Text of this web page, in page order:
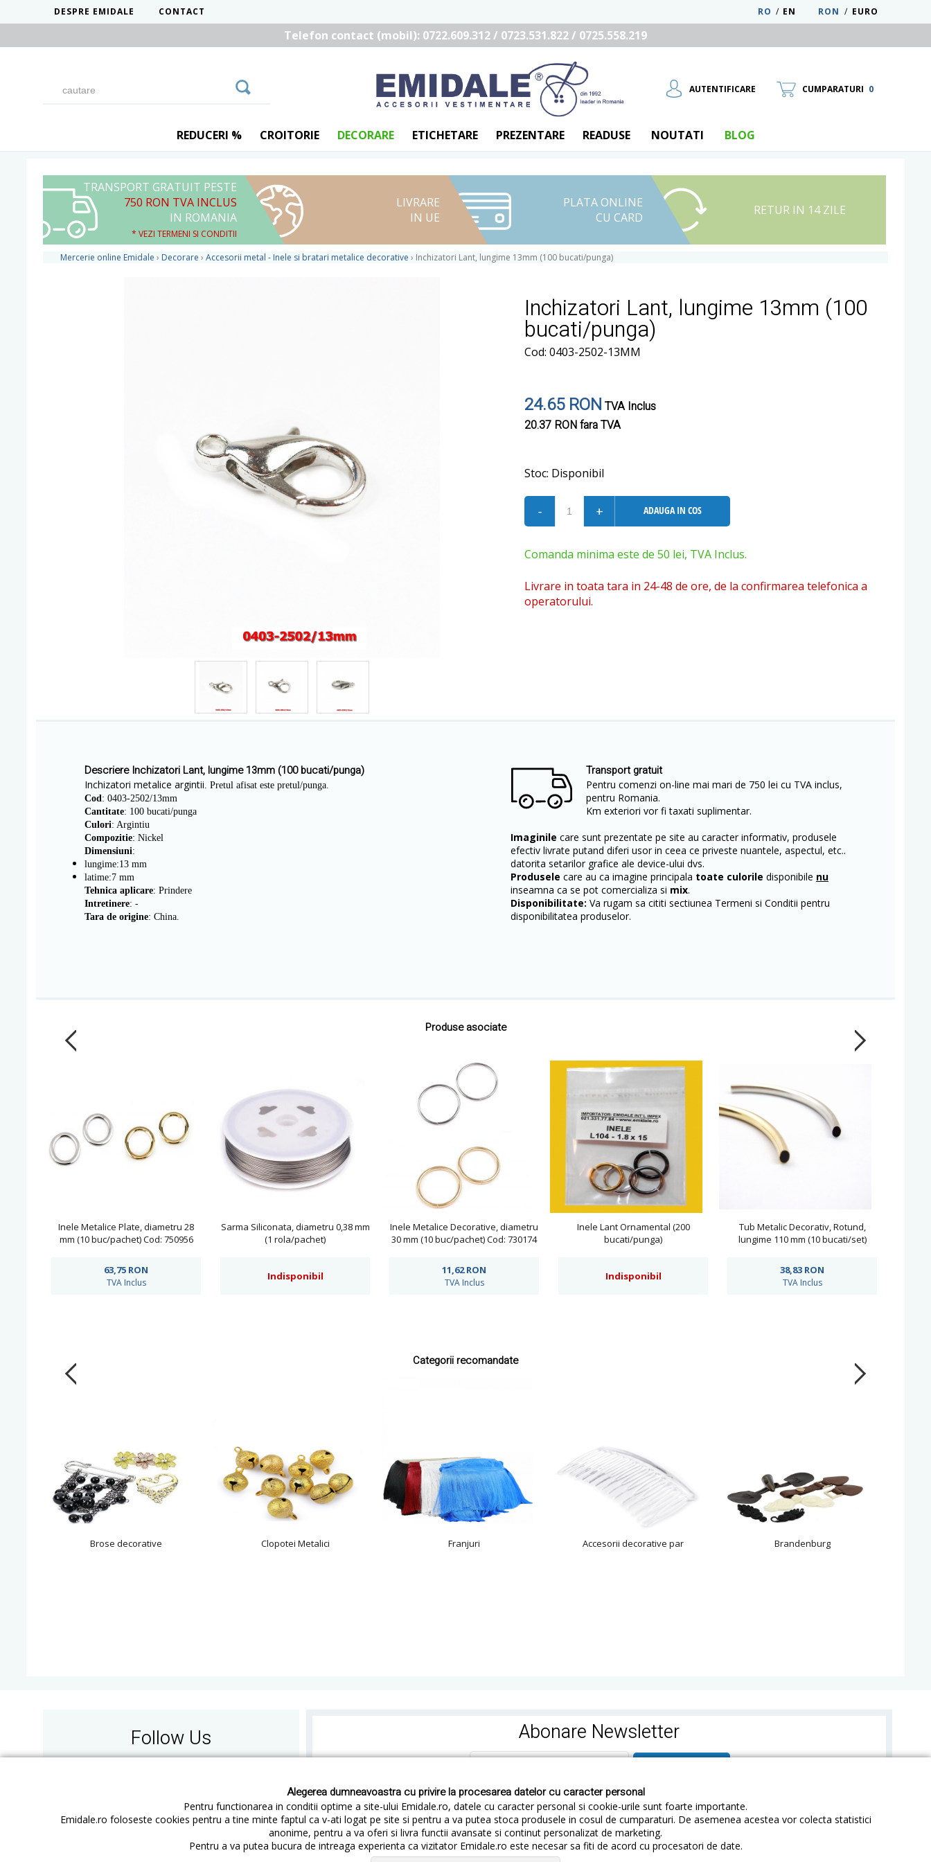
Alegerea dumneavoastra cu privire la procesarea datelor cu caracter personal
Pentru functionarea in conditii optime a site-ului Emidale.ro, datele cu caracter personal si cookie-urile sunt foarte importante.
Emidale.ro foloseste cookies pentru a tine minte faptul ca v-ati logat pe site si pentru a va putea stoca produsele in cosul de cumparaturi. De asemenea acestea vor colecta statistici
anonime, pentru a va oferi si livra functii avansate si continut personalizat de marketing.
Pentru a va putea bucura de intreaga experienta ca vizitator Emidale.ro este necesar sa fiti de acord cu procesatori de date.
DESPRE EMIDALE CONTACT RON / EURO
EN
/
RO
Telefon contact (mobil): 0722.609.312 / 0723.531.822 / 0725.558.219
AUTENTIFICARE
UTILIZATOR NOU
RECUPEREAZA PAROLA
CUMPARATURI 0
REDUCERI % CROITORIE DECORARE ETICHETARE PREZENTARE READUSE NOUTATI BLOG
TRANSPORT GRATUIT PESTE
750 RON TVA INCLUS
IN ROMANIA
* VEZI TERMENI SI CONDITII
LIVRARE
IN UE
PLATA ONLINE
CU CARD
RETUR IN 14 ZILE
Mercerie online Emidale › Decorare › Accesorii metal - Inele si bratari metalice decorative › Inchizatori Lant, lungime 13mm (100 bucati/punga)
Inchizatori Lant, lungime 13mm (100
bucati/punga)
Cod: 0403-2502-13MM
24.65 RON TVA Inclus
20.37 RONfara TVA
Stoc: Disponibil
- + ADAUGA IN COS
Comanda minima este de 50 lei, TVA Inclus.
Livrare in toata tara in 24-48 de ore, de la confirmarea telefonica a
operatorului.
Descriere Inchizatori Lant, lungime 13mm (100 bucati/punga)
Inchizatori metalice argintii. Pretul afisat este pretul/punga.
Cod: 0403-2502/13mm
Cantitate: 100 bucati/punga
Culori: Argintiu
Compozitie: Nickel
Dimensiuni:
lungime:13 mm
latime:7 mm
Tehnica aplicare: Prindere
Intretinere: -
Tara de origine: China.
Transport gratuit
Pentru comenzi on-line mai mari de 750 lei cu TVA inclus,
pentru Romania.
Km exteriori vor fi taxati suplimentar.
Imaginile care sunt prezentate pe site au caracter informativ, produsele
efectiv livrate putand diferi usor in ceea ce priveste nuantele, aspectul, etc..
datorita setarilor grafice ale device-ului dvs.
Produsele care au ca imagine principala toate culorile disponibile nu
inseamna ca se pot comercializa si mix.
Disponibilitate: Va rugam sa cititi sectiunea Termeni si Conditii pentru
disponibilitatea produselor.
Produse asociate
Inele Metalice Plate, diametru 28
mm (10 buc/pachet) Cod: 750956
63,75 RON
TVA Inclus
Sarma Siliconata, diametru 0,38 mm
(1 rola/pachet)
Indisponibil
Inele Metalice Decorative, diametru
30 mm (10 buc/pachet) Cod: 730174
11,62RON
TVA Inclus
Inele Lant Ornamental (200
bucati/punga)
Indisponibil
Tub Metalic Decorativ, Rotund,
lungime 110 mm (10 bucati/set)
38,83 RON
TVA Inclus
Categorii recomandate
Brose decorative Clopotei Metalici Franjuri Accesorii decorative par Brandenburg
Follow Us Abonare Newsletter
Cum cumperi Cum platesc Cum livram Cum returnezi Termeni si Conditii Confidentialitate Sitemap